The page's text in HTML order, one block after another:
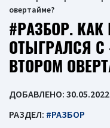
овертайме?
#РАЗБОР.
ОТЫГРАЛСЯ С
ВТОРОМ
ДОБАВЛЕНО: 30.05.2022
РАЗДЕЛ: #РАЗБОР